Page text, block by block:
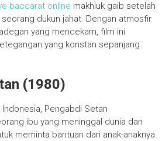
baccarat online makhluk gaib setelah
dukun jahat. Dengan atmosfir
yang mencekam, film ini
yang konstan sepanjang
(1980)
Pengabdi Setan
ibu yang meninggal dunia dan
meminta bantuan dari anak-anaknya.